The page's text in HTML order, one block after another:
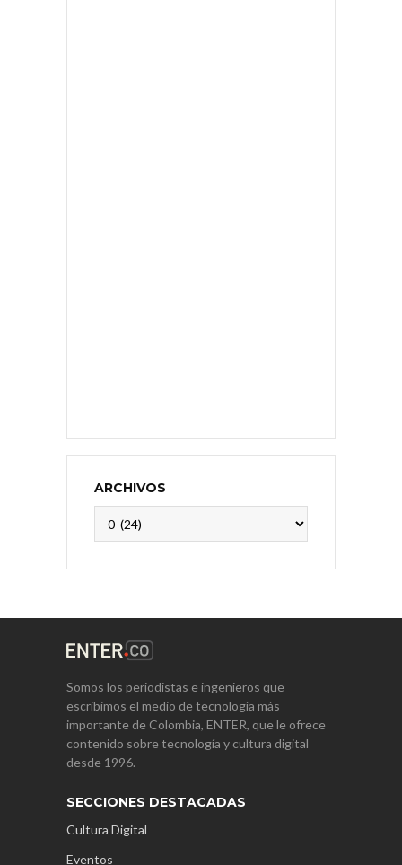
ARCHIVOS
Somos los periodistas e ingenieros que
escribimos el medio de tecnología más
importante de Colombia, ENTER, que le ofrece
contenido sobre tecnología y cultura digital
desde 1996.
SECCIONES DESTACADAS
Cultura Digital
Eventos